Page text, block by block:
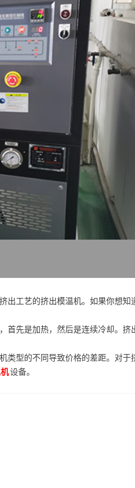
出工艺的挤出模温机。如果你想知
首先是加热，然后是连续冷却。挤
类型的不同导致价格的差距。对于
设备。